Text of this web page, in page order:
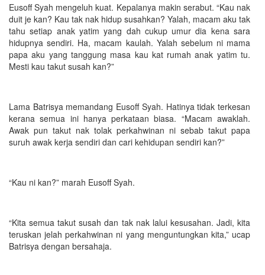
Eusoff Syah mengeluh kuat. Kepalanya makin serabut. “Kau nak
duit je kan? Kau tak nak hidup susahkan? Yalah, macam aku tak
tahu setiap anak yatim yang dah cukup umur dia kena sara
hidupnya sendiri. Ha, macam kaulah. Yalah sebelum ni mama
papa aku yang tanggung masa kau kat rumah anak yatim tu.
Mesti kau takut susah kan?”
Lama Batrisya memandang Eusoff Syah. Hatinya tidak terkesan
kerana semua ini hanya perkataan biasa. “Macam awaklah.
Awak pun takut nak tolak perkahwinan ni sebab takut papa
suruh awak kerja sendiri dan cari kehidupan sendiri kan?”
“Kau ni kan?” marah Eusoff Syah.
“Kita semua takut susah dan tak nak lalui kesusahan. Jadi, kita
teruskan jelah perkahwinan ni yang menguntungkan kita,” ucap
Batrisya dengan bersahaja.